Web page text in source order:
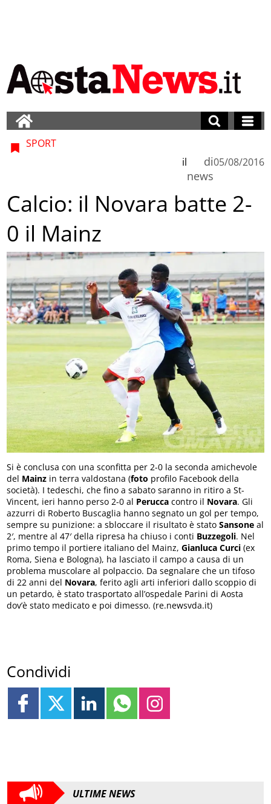
SPORT
di
news
il 05/08/2016
Calcio: il Novara batte 2-
0 il Mainz
Si è conclusa con una sconfitta per 2-0 la seconda amichevole
del Mainz in terra valdostana (foto profilo Facebook della
società). I tedeschi, che fino a sabato saranno in ritiro a St-
Vincent, ieri hanno perso 2-0 al Perucca contro il Novara. Gli
azzurri di Roberto Buscaglia hanno segnato un gol per tempo,
sempre su punizione: a sbloccare il risultato è statoSansone al
2′, mentre al 47′ della ripresa ha chiuso i conti Buzzegoli. Nel
primo tempo il portiere italiano del Mainz,Gianluca Curci (ex
Roma, Siena e Bologna), ha lasciato il campo a causa di un
problema muscolare al polpaccio. Da segnalare che un tifoso
di 22 anni del Novara, ferito agli arti inferiori dallo scoppio di
un petardo, è stato trasportato all’ospedale Parini di Aosta
dov’è stato medicato e poi dimesso. (re.newsvda.it)
Condividi
ULTIME NEWS